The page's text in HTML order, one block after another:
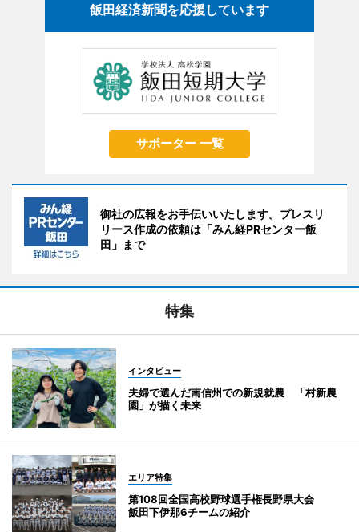
飯田経済新聞を応援しています
サポーター 一覧
御社の広報をお手伝いいたします。プレスリ
リース作成の依頼は「みん経PRセンター飯
田」まで
特集
インタビュー
夫婦で選んだ南信州での新規就農 「村新農
園」が描く未来
エリア特集
第108回全国高校野球選手権長野県大会
飯田下伊那6チームの紹介